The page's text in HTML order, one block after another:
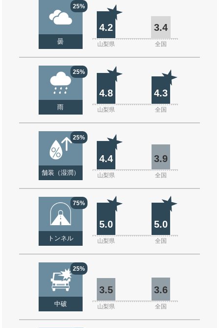
25%
曇
4.2 3.4
山梨県 全国
25%
雨
4.8 4.3
山梨県 全国
25%
舗装（湿潤）
4.4 3.9
山梨県 全国
75%
トンネル
5.0 5.0
山梨県 全国
25%
中破
3.5 3.6
山梨県 全国